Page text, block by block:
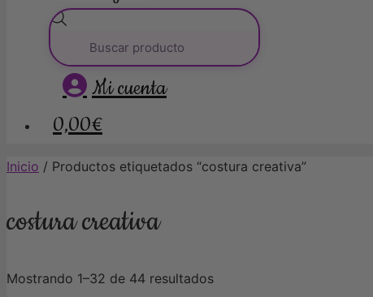
Mi cuenta
0,00€
Inicio / Productos etiquetados “costura creativa”
costura creativa
Mostrando 1–32 de 44 resultados